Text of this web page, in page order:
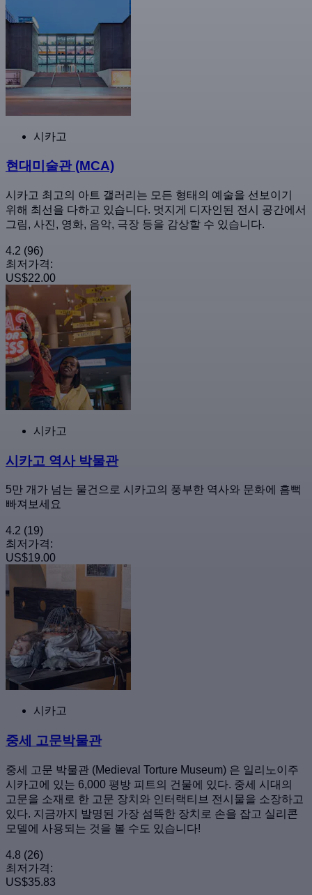
시카고
현대미술관 (MCA)
시카고 최고의 아트 갤러리는 모든 형태의 예술을 선보이기
위해 최선을 다하고 있습니다. 멋지게 디자인된 전시 공간에서
그림, 사진, 영화, 음악, 극장 등을 감상할 수 있습니다.
4.2 (96)
최저가격:
US$22.00
시카고
시카고 역사 박물관
5만 개가 넘는 물건으로 시카고의 풍부한 역사와 문화에 흠뻑
빠져보세요
4.2 (19)
최저가격:
US$19.00
시카고
중세 고문박물관
중세 고문 박물관 (Medieval Torture Museum) 은 일리노이주
시카고에 있는 6,000 평방 피트의 건물에 있다. 중세 시대의
고문을 소재로 한 고문 장치와 인터랙티브 전시물을 소장하고
있다. 지금까지 발명된 가장 섬뜩한 장치로 손을 잡고 실리콘
모델에 사용되는 것을 볼 수도 있습니다!
4.8 (26)
최저가격:
US$35.83